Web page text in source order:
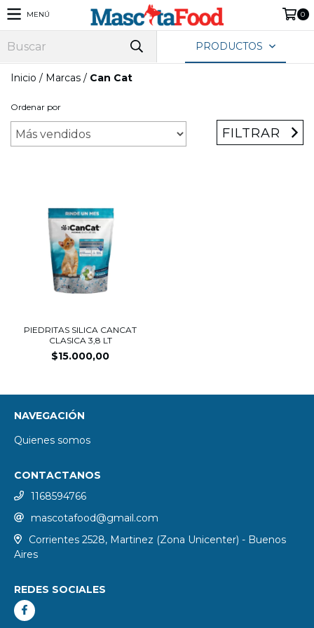
MENÚ 0
PRODUCTOS
Inicio / Marcas / Can Cat
Ordenar por
FILTRAR
PIEDRITAS SILICA CANCAT
CLASICA 3,8 LT
$15.000,00
NAVEGACIÓN
Quienes somos
CONTACTANOS
1168594766
mascotafood@gmail.com
Corrientes 2528, Martinez (Zona Unicenter) - Buenos
Aires
REDES SOCIALES